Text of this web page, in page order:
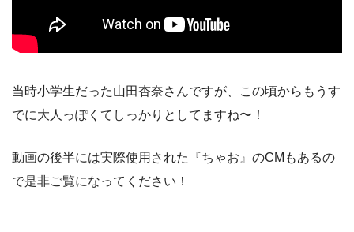
当時小学生だった山田杏奈さんですが、この頃からもうす
でに大人っぽくてしっかりとしてますね〜！
動画の後半には実際使用された『ちゃお』のCMもあるの
で是非ご覧になってください！